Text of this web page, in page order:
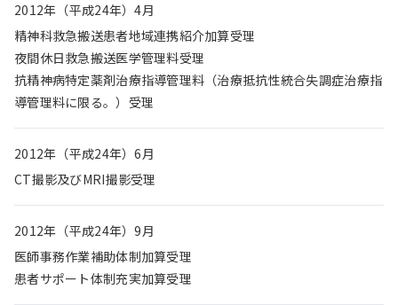
2012年（平成24年）4月
精神科救急搬送患者地域連携紹介加算受理
夜間休日救急搬送医学管理料受理
抗精神病特定薬剤治療指導管理料（治療抵抗性統合失調症治療指
導管理料に限る。）受理
2012年（平成24年）6月
CT撮影及びMRI撮影受理
2012年（平成24年）9月
医師事務作業補助体制加算受理
患者サポート体制充実加算受理